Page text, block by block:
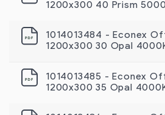
1200x300 40 Prism
1014013484 - Econex
1200х300 30 Opal
1014013485 - Econex
1200х300 35 Opal